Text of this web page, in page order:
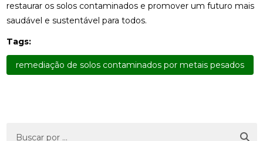
restaurar os solos contaminados e promover um futuro mais
saudável e sustentável para todos.
Tags:
remediação de solos contaminados por metais pesados